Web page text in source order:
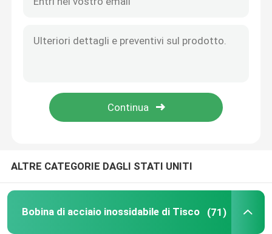
Prodotti
ALTRE CATEGORIE DAGLI STATI UNITI
Bobina di acciaio inossidabile di Tisco (71)